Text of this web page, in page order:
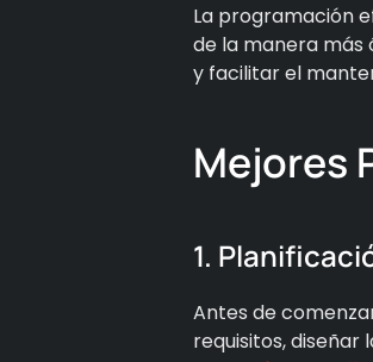
La programación
de la manera más
y facilitar el
Mejores
1.
Antes de
requisitos,